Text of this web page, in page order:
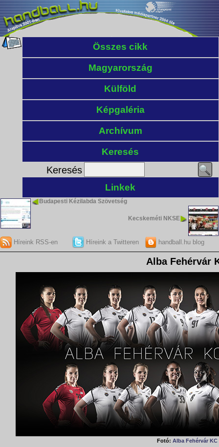
Összes cikk
Magyarország
Külföld
Képgaléria
Archívum
Keresés
Keresés
Linkek
Budapesti Kézilabda Szövetség
Kecskeméti NKSE
Híreink RSS-en Híreink a Twitteren handball.hu blog
Alba Fehérvár
Fotó: Alba Fehérvár KC